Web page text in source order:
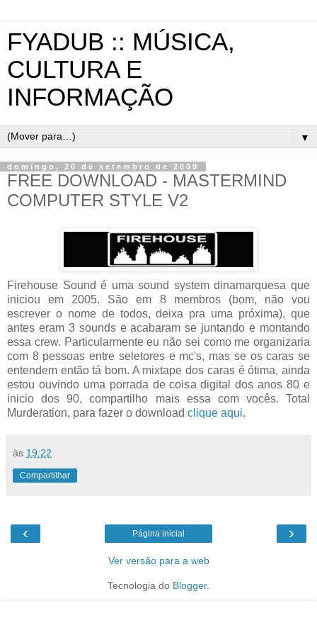
FYADUB :: MÚSICA,
CULTURA E
INFORMAÇÃO
▼
domingo, 20 de setembro de 2009
FREE DOWNLOAD - MASTERMIND
COMPUTER STYLE V2
Firehouse Sound é uma sound system dinamarquesa que
iniciou em 2005. São em 8 membros (bom, não vou
escrever o nome de todos, deixa pra uma próxima), que
antes eram 3 sounds e acabaram se juntando e montando
essa crew. Particularmente eu não sei como me organizaria
com 8 pessoas entre seletores e mc's, mas se os caras se
entendem então tá bom. A mixtape dos caras é ótima, ainda
estou ouvindo uma porrada de coisa digital dos anos 80 e
inicio dos 90, compartilho mais essa com vocês. Total
Murderation, para fazer o download clique aqui.
às 19:22
Compartilhar
‹ ›
Página inicial
Ver versão para a web
Tecnologia do Blogger.